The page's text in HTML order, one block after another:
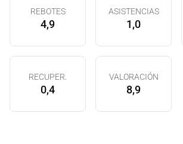
REBOTES
4,9
ASISTENCIAS
1,0
RECUPER.
0,4
VALORACIÓN
8,9